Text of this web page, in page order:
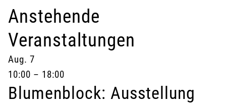
Anstehende
Veranstaltungen
Aug. 7
10:00 – 18:00
Blumenblock: Ausstellung